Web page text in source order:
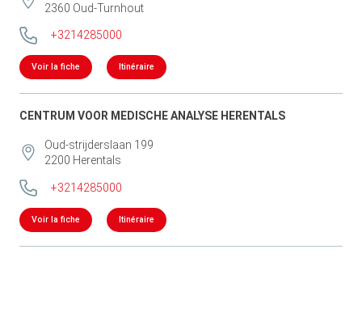
2360 Oud-Turnhout
+3214285000
Voir la fiche Itinéraire
CENTRUM VOOR MEDISCHE ANALYSE HERENTALS
Oud-strijderslaan 199
2200 Herentals
+3214285000
Voir la fiche Itinéraire